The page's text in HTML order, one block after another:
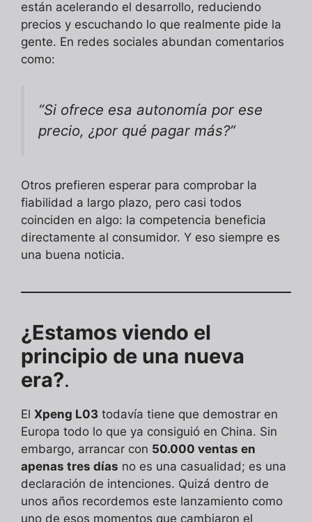
están acelerando el desarrollo, reduciendo
precios y escuchando lo que realmente pide la
gente. En redes sociales abundan comentarios
como:
“Si ofrece esa autonomía por ese
precio, ¿por qué pagar más?”
Otros prefieren esperar para comprobar la
fiabilidad a largo plazo, pero casi todos
coinciden en algo: la competencia beneficia
directamente al consumidor. Y eso siempre es
una buena noticia.
¿Estamos viendo el
principio de una nueva
era?.
El Xpeng L03 todavía tiene que demostrar en
Europa todo lo que ya consiguió en China. Sin
embargo, arrancar con 50.000 ventas en
apenas tres días no es una casualidad; es una
declaración de intenciones. Quizá dentro de
unos años recordemos este lanzamiento como
uno de esos momentos que cambiaron el